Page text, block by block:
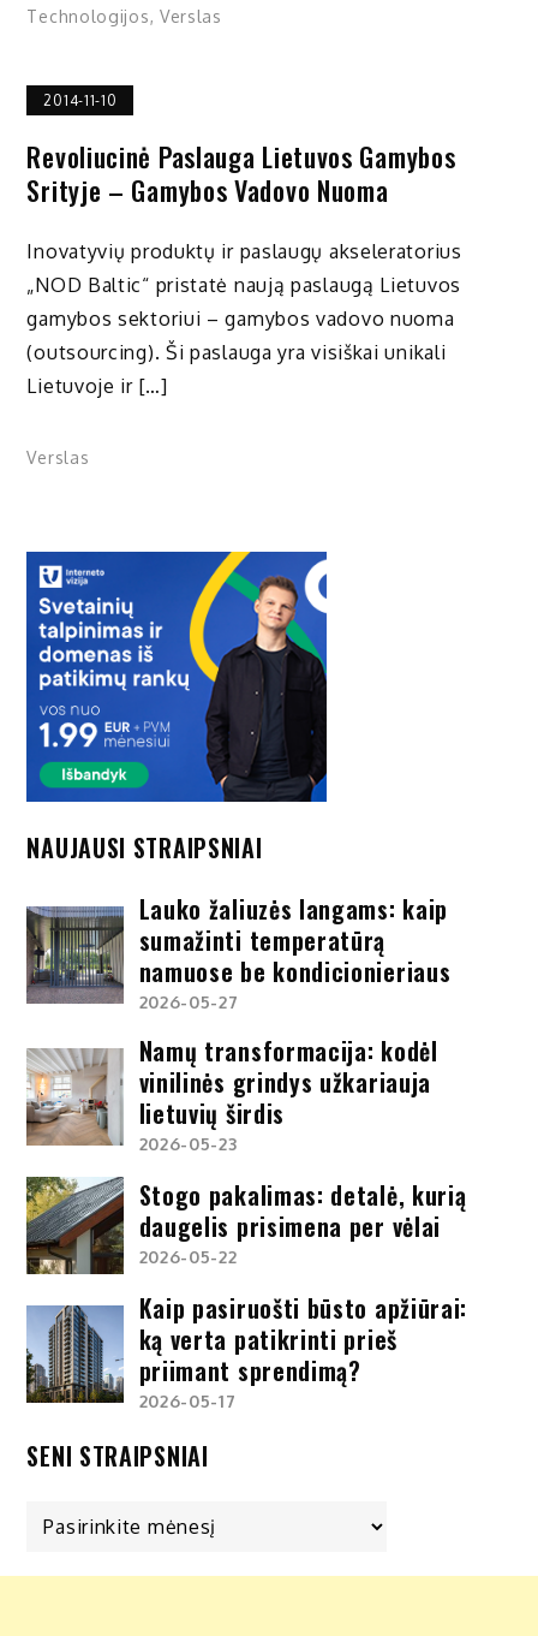
Technologijos, Verslas
2014-11-10
Revoliucinė Paslauga Lietuvos Gamybos
Srityje – Gamybos Vadovo Nuoma
Inovatyvių produktų ir paslaugų akseleratorius
„NOD Baltic“ pristatė naują paslaugą Lietuvos
gamybos sektoriui – gamybos vadovo nuoma
(outsourcing). Ši paslauga yra visiškai unikali
Lietuvoje ir […]
Verslas
NAUJAUSI STRAIPSNIAI
Lauko žaliuzės langams: kaip
sumažinti temperatūrą
namuose be kondicionieriaus
2026-05-27
Namų transformacija: kodėl
vinilinės grindys užkariauja
lietuvių širdis
2026-05-23
Stogo pakalimas: detalė, kurią
daugelis prisimena per vėlai
2026-05-22
Kaip pasiruošti būsto apžiūrai:
ką verta patikrinti prieš
priimant sprendimą?
2026-05-17
SENI STRAIPSNIAI